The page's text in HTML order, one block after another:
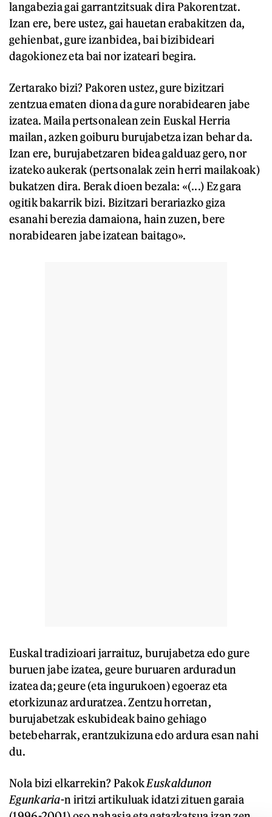
langabezia gai garrantzitsuak dira Pakorentzat.
Izan ere, bere ustez, gai hauetan erabakitzen da,
gehienbat, gure izanbidea, bai bizibideari
dagokionez eta bai nor izateari begira.
Zertarako bizi?Pakoren ustez, gure bizitzari
zentzua ematen diona da gure norabidearen jabe
izatea. Maila pertsonalean zein Euskal Herria
mailan, azken goiburu burujabetza izan behar da.
Izan ere, burujabetzaren bidea galduaz gero, nor
izateko aukerak (pertsonalak zein herri mailakoak)
bukatzen dira. Berak dioen bezala: «(...) Ez gara
ogitik bakarrik bizi. Bizitzari berariazko giza
esanahi berezia damaiona, hain zuzen, bere
norabidearen jabe izatean baitago».
Euskal tradizioari jarraituz, burujabetza edo gure
buruen jabe izatea, geure buruaren arduradun
izatea da; geure (eta ingurukoen) egoeraz eta
etorkizunaz arduratzea. Zentzu horretan,
burujabetzak eskubideak baino gehiago
betebeharrak, erantzukizuna edo ardura esan nahi
du.
Nola bizi elkarrekin?PakokEuskaldunon
Egunkaria-n iritzi artikuluak idatzi zituen garaia